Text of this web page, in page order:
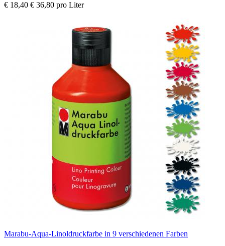
€ 18,40 € 36,80 pro Liter
Marabu-Aqua-Linoldruckfarbe in 9 verschiedenen Farben